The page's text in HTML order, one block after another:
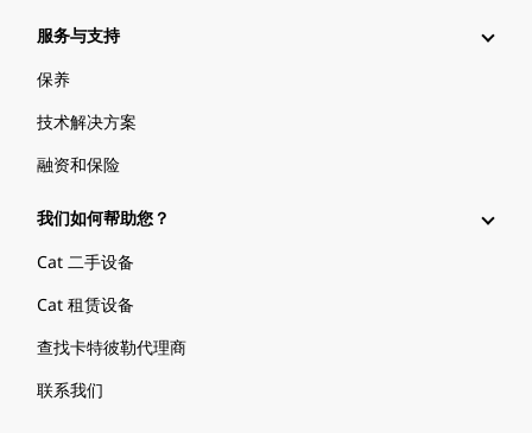
服务与支持
保养
技术解决方案
融资和保险
我们如何帮助您？
Cat 二手设备
Cat 租赁设备
查找卡特彼勒代理商
联系我们